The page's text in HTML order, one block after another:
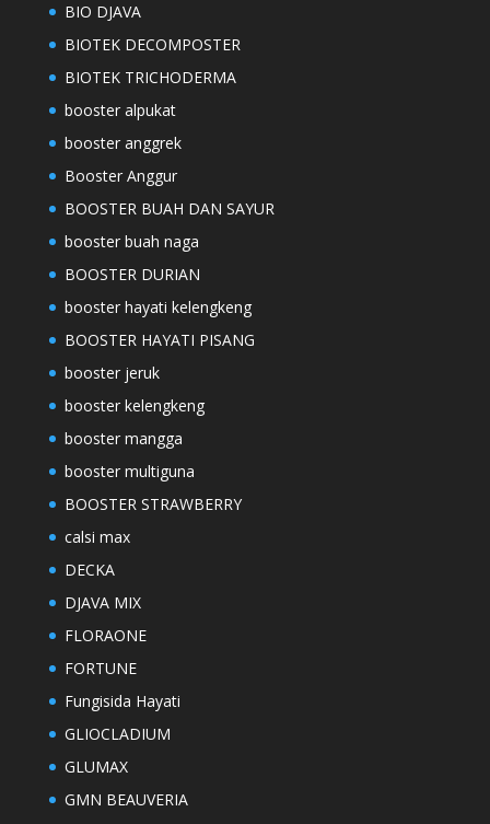
BIO DJAVA
BIOTEK DECOMPOSTER
BIOTEK TRICHODERMA
booster alpukat
booster anggrek
Booster Anggur
BOOSTER BUAH DAN SAYUR
booster buah naga
BOOSTER DURIAN
booster hayati kelengkeng
BOOSTER HAYATI PISANG
booster jeruk
booster kelengkeng
booster mangga
booster multiguna
BOOSTER STRAWBERRY
calsi max
DECKA
DJAVA MIX
FLORAONE
FORTUNE
Fungisida Hayati
GLIOCLADIUM
GLUMAX
GMN BEAUVERIA